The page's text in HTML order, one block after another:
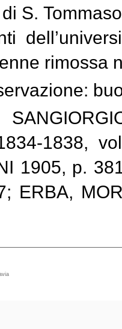
S.
rimossa
1838,
1905, p.
ERBA,